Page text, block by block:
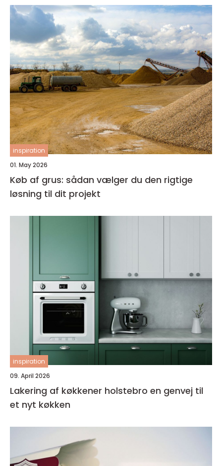
inspiration
01. May 2026
Køb af grus: sådan vælger du den rigtige
løsning til dit projekt
inspiration
09. April 2026
Lakering af køkkener holstebro en genvej til
et nyt køkken